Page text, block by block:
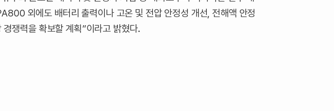
외에도 배터리 출력이나 고온 및 전압 안정성 개선, 전해액 안정
쟁력을 확보할 계획”이라고 밝혔다.